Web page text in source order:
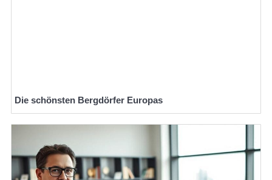
Die schönsten Bergdörfer Europas